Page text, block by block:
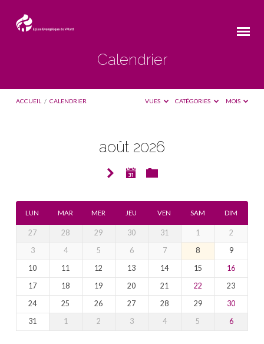
Calendrier
ACCUEIL / CALENDRIER VUES CATÉGORIES MOIS
août 2026
LUN MAR MER JEU VEN SAM DIM
27 28 29 30 31 1
2
3
4 5 6 7 8
9
10
11 12 13 14 15
16
17
18 19 20 21 22
23
24
25 26 27 28 29
30
31
1 2 3 4 5 6